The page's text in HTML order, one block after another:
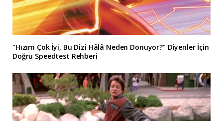
“Hızım Çok İyi, Bu Dizi Hâlâ Neden Donuyor?” Diyenler İçin
Doğru Speedtest Rehberi